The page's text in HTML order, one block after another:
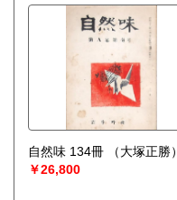
自然味 134冊
（大塚正勝）
￥26,800